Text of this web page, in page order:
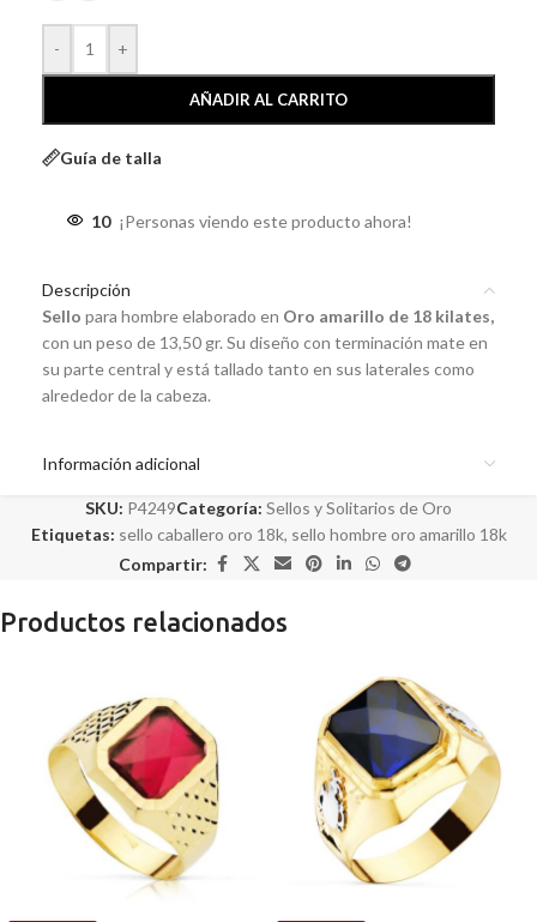
- +
AÑADIR AL CARRITO
Guía de talla
10 ¡Personas viendo este producto ahora!
Descripción
Sello para hombre elaborado en Oro amarillo de 18 kilates,
con un peso de 13,50 gr. Su diseño con terminación mate en
su parte central y está tallado tanto en sus laterales como
alrededor de la cabeza.
Información adicional
SKU: P4249Categoría: Sellos y Solitarios de Oro
Etiquetas: sello caballero oro 18k, sello hombre oro amarillo 18k
Compartir:
Productos relacionados